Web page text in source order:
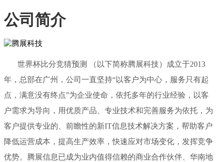
公司简介
世界杯比分竞猜预测 （以下简称腾展科技）成立于2013
年，总部在广州，公司一直坚持“以客户为中心，服务只有起
点，满意没有终点”为企业使命，依托多年的行业经验，以客
户需求为导向，用优质产品、专业技术和完善服务为依托，为
客户提供专业的、前瞻性的新IT信息技术解决方案，帮助客户
降低运营成本，提高生产效率，快速应对市场变化，发挥竞争
优势。腾展信息已成为业内值得信赖的商业合作伙伴、华南地